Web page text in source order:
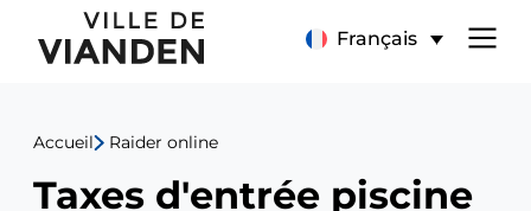
Taxes
d'entrée
piscine
2025
Français
Menu
navigation
Accueil Raider online
Taxes d'entrée piscine